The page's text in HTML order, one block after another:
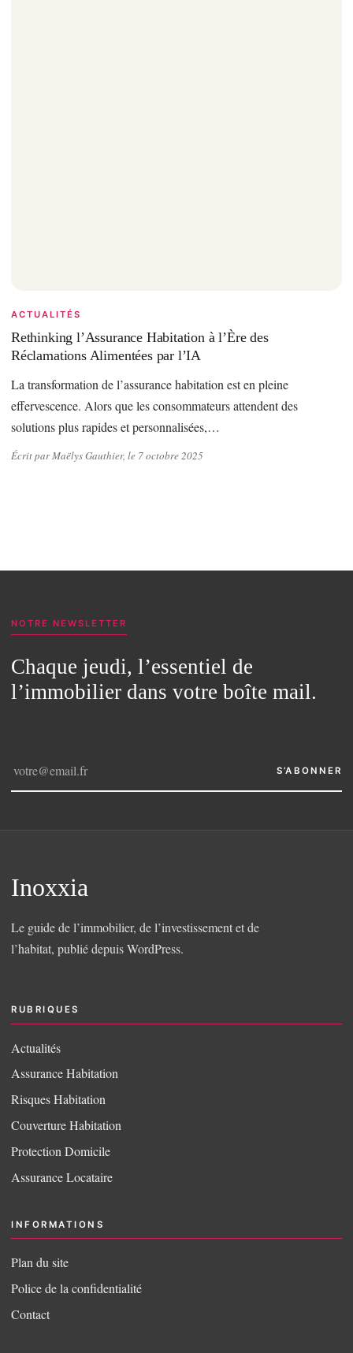
ACTUALITÉS
Rethinking l’Assurance Habitation à l’Ère des
Réclamations Alimentées par l’IA
La transformation de l’assurance habitation est en pleine
effervescence. Alors que les consommateurs attendent des
solutions plus rapides et personnalisées,…
Écrit par Maëlys Gauthier, le 7 octobre 2025
NOTRE NEWSLETTER
Chaque jeudi, l’essentiel de
l’immobilier dans votre boîte mail.
S’ABONNER
Inoxxia
Le guide de l’immobilier, de l’investissement et de
l’habitat, publié depuis WordPress.
RUBRIQUES
Actualités
Assurance Habitation
Risques Habitation
Couverture Habitation
Protection Domicile
Assurance Locataire
INFORMATIONS
Plan du site
Police de la confidentialité
Contact